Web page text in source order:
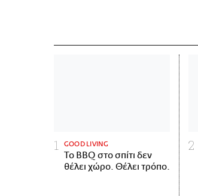
GOOD LIVING
Το BBQ στο σπίτι δεν
θέλει χώρο. Θέλει τρόπο.